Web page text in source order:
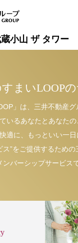
小山 ザ タワー
まいLOOP
」は、三井不動産
いるあなたとあなた
適に、もっといい一
ス”をご提供するため
ンバーシップサービス